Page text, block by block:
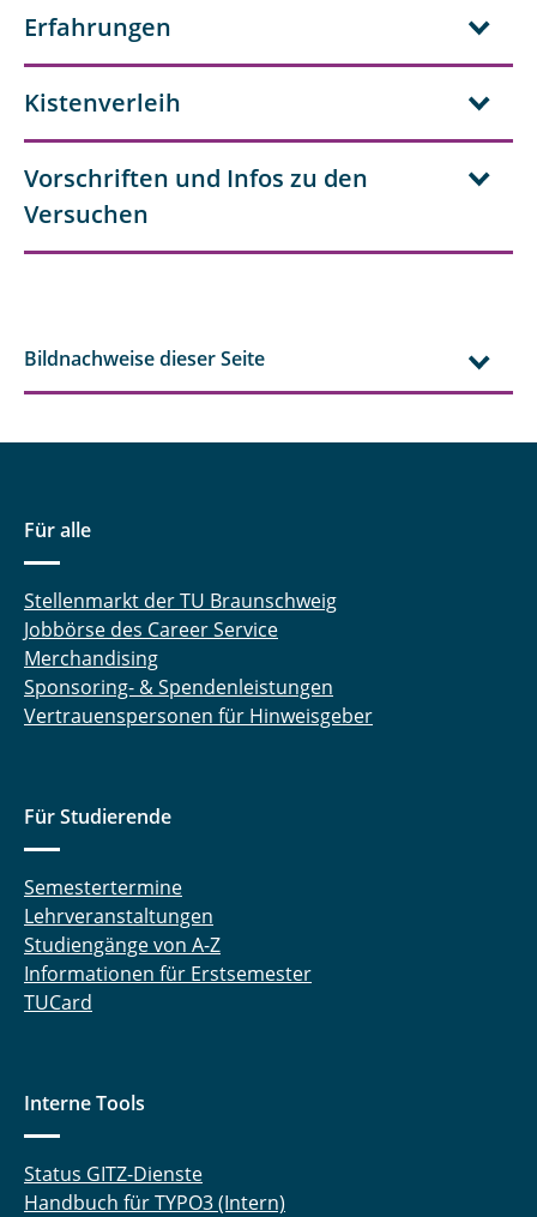
Katalyse
Wärmespeicherung
Kohlenhydrate in Schokolade
Kosmetik
Boden und Landschaft
Erfahrungen
Kistenverleih
Vorschriften und Infos zu den
Versuchen
Bildnachweise dieser Seite
Für alle
Stellenmarkt der TU Braunschweig
Jobbörse des Career Service
Merchandising
Sponsoring- & Spendenleistungen
Vertrauenspersonen für Hinweisgeber
Für Studierende
Semestertermine
Lehrveranstaltungen
Studiengänge von A-Z
Informationen für Erstsemester
TUCard
Interne Tools
Status GITZ-Dienste
Handbuch für TYPO3 (Intern)